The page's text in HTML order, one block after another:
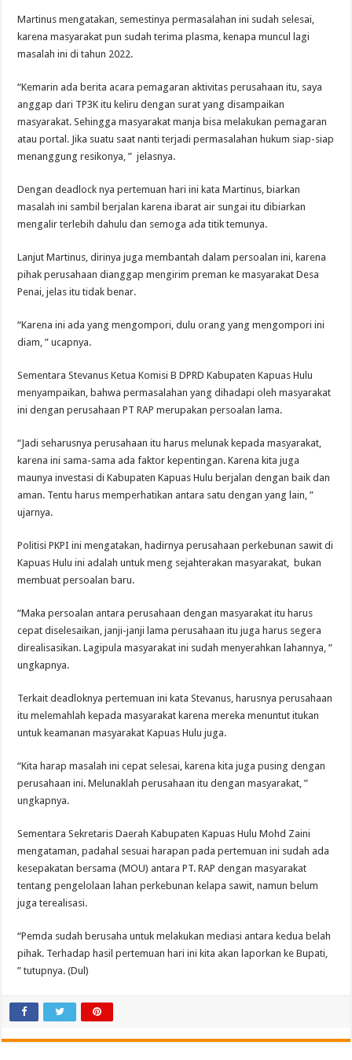
Martinus mengatakan, semestinya permasalahan ini sudah selesai,
karena masyarakat pun sudah terima plasma, kenapa muncul lagi
masalah ini di tahun 2022.
“Kemarin ada berita acara pemagaran aktivitas perusahaan itu, saya
anggap dari TP3K itu keliru dengan surat yang disampaikan
masyarakat. Sehingga masyarakat manja bisa melakukan pemagaran
atau portal. Jika suatu saat nanti terjadi permasalahan hukum siap-siap
menanggung resikonya, ” jelasnya.
Dengan deadlock nya pertemuan hari ini kata Martinus, biarkan
masalah ini sambil berjalan karena ibarat air sungai itu dibiarkan
mengalir terlebih dahulu dan semoga ada titik temunya.
Lanjut Martinus, dirinya juga membantah dalam persoalan ini, karena
pihak perusahaan dianggap mengirim preman ke masyarakat Desa
Penai, jelas itu tidak benar.
“Karena ini ada yang mengompori, dulu orang yang mengompori ini
diam, ” ucapnya.
Sementara Stevanus Ketua Komisi B DPRD Kabupaten Kapuas Hulu
menyampaikan, bahwa permasalahan yang dihadapi oleh masyarakat
ini dengan perusahaan PT RAP merupakan persoalan lama.
“Jadi seharusnya perusahaan itu harus melunak kepada masyarakat,
karena ini sama-sama ada faktor kepentingan. Karena kita juga
maunya investasi di Kabupaten Kapuas Hulu berjalan dengan baik dan
aman. Tentu harus memperhatikan antara satu dengan yang lain, ”
ujarnya.
Politisi PKPI ini mengatakan, hadirnya perusahaan perkebunan sawit di
Kapuas Hulu ini adalah untuk meng sejahterakan masyarakat, bukan
membuat persoalan baru.
“Maka persoalan antara perusahaan dengan masyarakat itu harus
cepat diselesaikan, janji-janji lama perusahaan itu juga harus segera
direalisasikan. Lagipula masyarakat ini sudah menyerahkan lahannya, ”
ungkapnya.
Terkait deadloknya pertemuan ini kata Stevanus, harusnya perusahaan
itu melemahlah kepada masyarakat karena mereka menuntut itukan
untuk keamanan masyarakat Kapuas Hulu juga.
“Kita harap masalah ini cepat selesai, karena kita juga pusing dengan
perusahaan ini. Melunaklah perusahaan itu dengan masyarakat, ”
ungkapnya.
Sementara Sekretaris Daerah Kabupaten Kapuas Hulu Mohd Zaini
mengataman, padahal sesuai harapan pada pertemuan ini sudah ada
kesepakatan bersama (MOU) antara PT. RAP dengan masyarakat
tentang pengelolaan lahan perkebunan kelapa sawit, namun belum
juga terealisasi.
“Pemda sudah berusaha untuk melakukan mediasi antara kedua belah
pihak. Terhadap hasil pertemuan hari ini kita akan laporkan ke Bupati,
” tutupnya. (Dul)